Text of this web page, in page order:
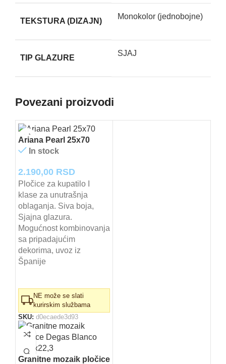
TEKSTURA (DIZAJN)
Monokolor (jednobojne)
TIP GLAZURE
SJAJ
Povezani proizvodi
Ariana Pearl 25x70
In stock
2.190,00 RSD
Pločice za kupatilo I
klase za unutrašnja
oblaganja. Siva boja,
Sjajna glazura.
Mogućnost kombinovanja
sa pripadajućim
dekorima, uvoz iz
Španije
NE može se slati
kurirskim službama
SKU: d0ecaede3d93
Granitne mozaik pločice